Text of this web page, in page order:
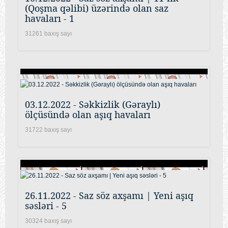
(Qoşma qəlibi) üzərində olan saz
havaları - 1
31261 baxış sayı
03.12.2022 - Səkkizlik (Gəraylı)
ölçüsündə olan aşıq havaları
31722 baxış sayı
26.11.2022 - Saz söz axşamı | Yeni aşıq
səsləri - 5
30324 baxış sayı